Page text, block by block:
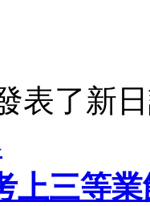
表了新
上三等